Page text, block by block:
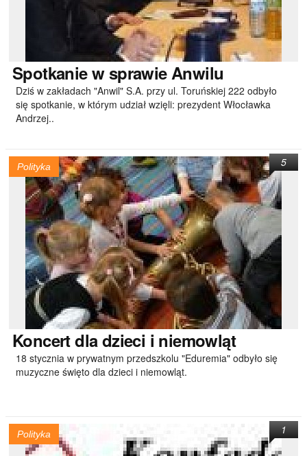
Spotkaniew sprawie Anwilu
Dziś w zakładach "Anwil" S.A. przy ul. Toruńskiej 222 odbyło
się spotkanie, w którym udział wzięli: prezydent Włocławka
Andrzej..
Polityka
Koncertdla dzieci i niemowląt
18 stycznia w prywatnym przedszkolu "Eduremia" odbyło się
muzyczne święto dla dzieci i niemowląt.
5
Polityka 1